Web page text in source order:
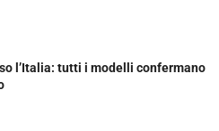
l’Italia: tutti i modelli confermano